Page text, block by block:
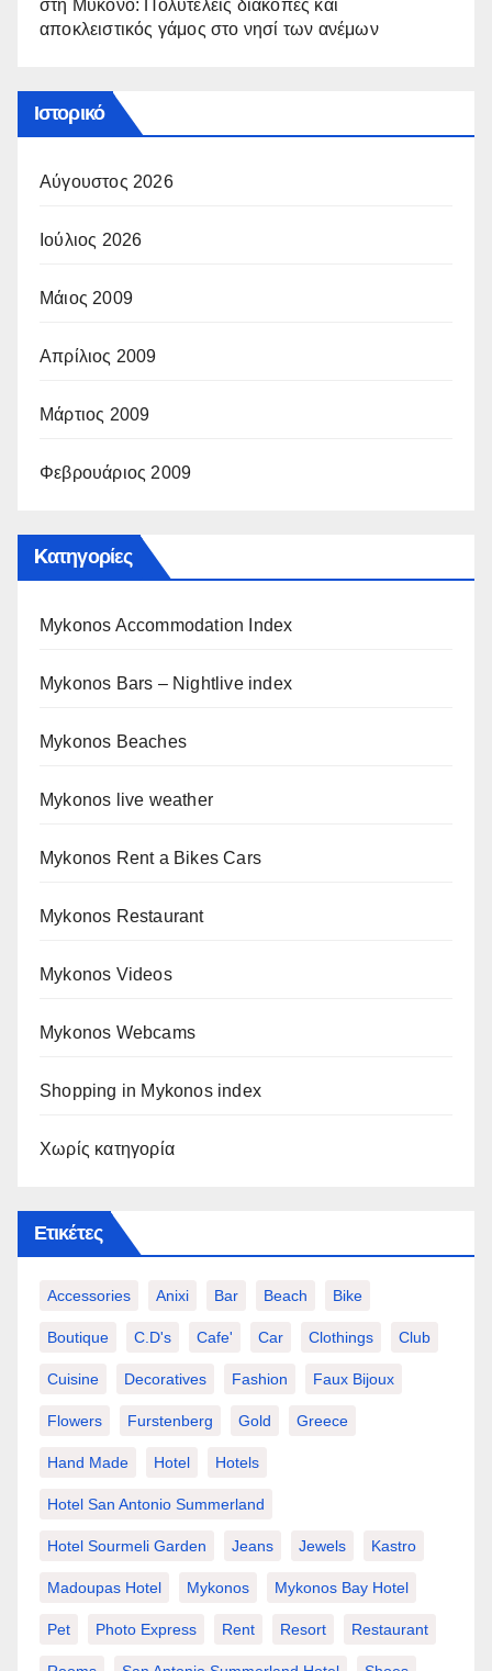
στη Μύκονο: Πολυτελείς διακοπές και
αποκλειστικός γάμος στο νησί των ανέμων
Ιστορικό
Αύγουστος 2026
Ιούλιος 2026
Μάιος 2009
Απρίλιος 2009
Μάρτιος 2009
Φεβρουάριος 2009
Kατηγορίες
Mykonos Accommodation Index
Mykonos Bars – Nightlive index
Mykonos Beaches
Mykonos live weather
Mykonos Rent a Bikes Cars
Mykonos Restaurant
Mykonos Videos
Mykonos Webcams
Shopping in Mykonos index
Χωρίς κατηγορία
Ετικέτες
Accessories Anixi Bar Beach Bike
Boutique C.d's Cafe' Car Clothings Club
Cuisine Decoratives Fashion Faux Bijoux
Flowers Furstenberg Gold Greece
Hand Made Hotel Hotels
Hotel San Antonio Summerland
Hotel Sourmeli Garden Jeans Jewels Kastro
Madoupas Hotel Mykonos Mykonos Bay Hotel
Pet Photo Express Rent Resort Restaurant